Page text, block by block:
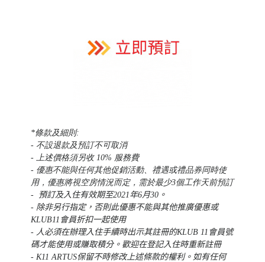
*條款及細則:
- 不設退款及預訂不可取消
- 上述價格須另收 10% 服務費
- 優惠不能與任何其他促銷活動、 禮遇或禮品券同時使
用，優惠將視空房情況而定，需於最少3個工作天前預訂
-
預訂及入住有效期至2021年6月30。
- 除非另行指定，否則此優惠不能與其他推廣優惠或
KLUB11會員折扣一起使用
- 人必須在辦理入住手續時出示其註冊的KLUB 11會員號
碼才能使用或賺取積分。歡迎在登記入住時重新註冊
- K11 ARTUS保留不時修改上述條款的權利。如有任何